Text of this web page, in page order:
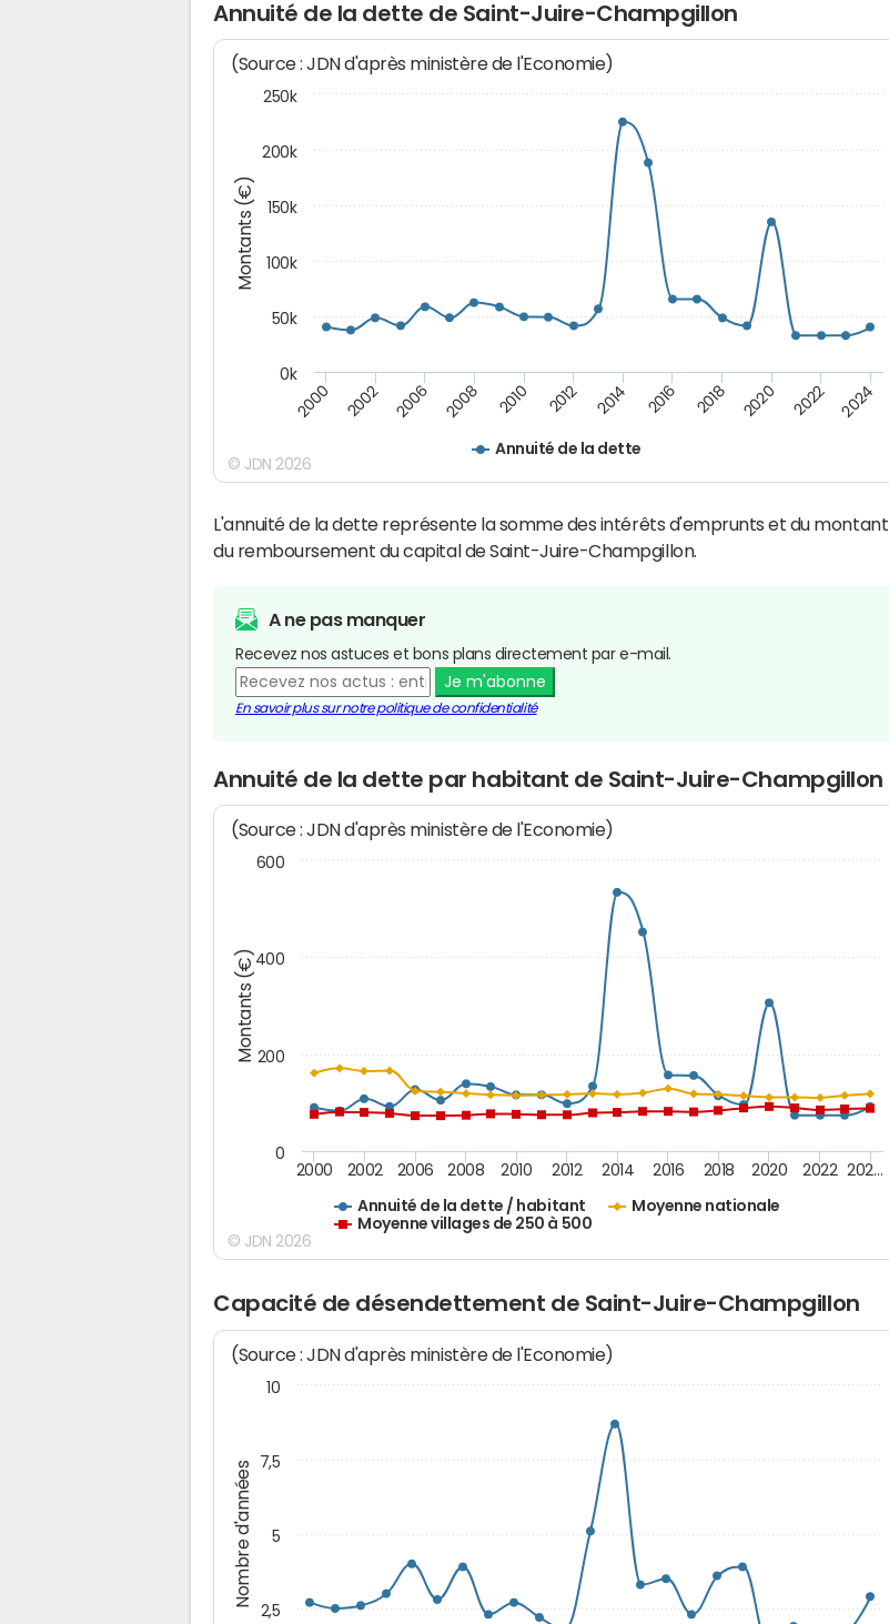
Annuité de la dette de Saint-Juire-Champgillon
Montants (€)
(Source : JDN d'après ministère de l'Economie)
Annuité de la dette
2000 2002 2006 2008 2010 2012 2014 2016 2018 2020 2022 2024
0k
50k
100k
150k
200k
250k
© JDN 2026
L'annuité de la dette représente la somme des intérêts d'emprunts et du montant
du remboursement du capital de Saint-Juire-Champgillon.
A ne pas manquer
Recevez nos astuces et bons plans directement par e-mail.
Je m'abonne
En savoir plus sur notre politique de confidentialité
Annuité de la dette par habitant de Saint-Juire-Champgillon
Montants (€)
(Source : JDN d'après ministère de l'Economie)
Annuité de la dette / habitant
Moyenne nationale
Moyenne villages de 250 à 500
2000 2002 2006 2008 2010 2012 2014 2016 2018 2020 2022 202…
0
200
400
600
© JDN 2026
Capacité de désendettement de Saint-Juire-Champgillon
Nombre d'années
(Source : JDN d'après ministère de l'Economie)
10
2,5
5
7,5